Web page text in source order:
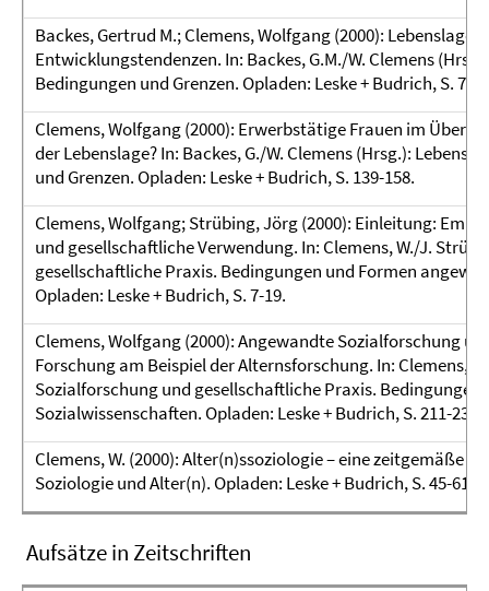
Backes, Gertrud M.; Clemens, Wolfgang (2000):
Entwicklungstendenzen. In: Backes, G.M./W. Clemens
Bedingungen und Grenzen. Opladen: Leske + Budrich, S. 7-
Clemens, Wolfgang (2000): Erwerbstätige Frauen im
der Lebenslage? In: Backes, G./W. Clemens (Hrsg.):
und Grenzen. Opladen: Leske + Budrich, S. 139-158.
Clemens, Wolfgang; Strübing, Jörg (2000): Einleitung:
und gesellschaftliche Verwendung. In: Clemens, W./J.
gesellschaftliche Praxis. Bedingungen und Formen
Opladen: Leske + Budrich, S. 7-19.
Clemens, Wolfgang (2000): Angewandte Sozialforschung
Forschung am Beispiel der Alternsforschung. In: Clemens,
Sozialforschung und gesellschaftliche Praxis.
Sozialwissenschaften. Opladen: Leske + Budrich, S. 211-232.
Clemens, W. (2000): Alter(n)ssoziologie – eine zeitgemäße
Soziologie und Alter(n). Opladen: Leske + Budrich, S. 45-61.
Aufsätze in Zeitschriften